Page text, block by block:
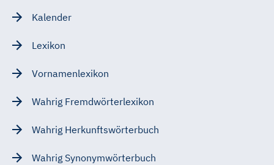
Kalender
Lexikon
Vornamenlexikon
Wahrig Fremdwörterlexikon
Wahrig Herkunftswörterbuch
Wahrig Synonymwörterbuch